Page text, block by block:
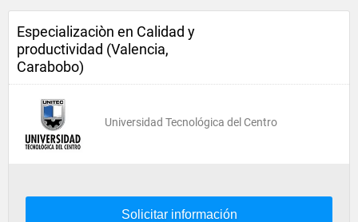
Especializaciòn en Calidad y
productividad (Valencia,
Carabobo)
Universidad Tecnológica del Centro
Solicitar información